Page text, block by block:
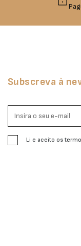
Subscreva à
Li e aceito os